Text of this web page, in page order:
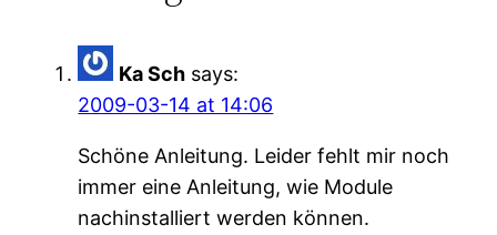
Ka Sch says:
2009-03-14 at 14:06
Schöne Anleitung. Leider fehlt mir noch
immer eine Anleitung, wie Module
nachinstalliert werden können.